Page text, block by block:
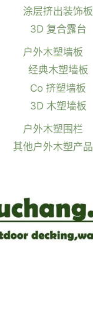
涂层挤出装饰板
3D 复合露台
户外木塑墙板
经典木塑墙板
Co 挤塑墙板
3D 木塑墙板
户外木塑围栏
其他户外木塑产品